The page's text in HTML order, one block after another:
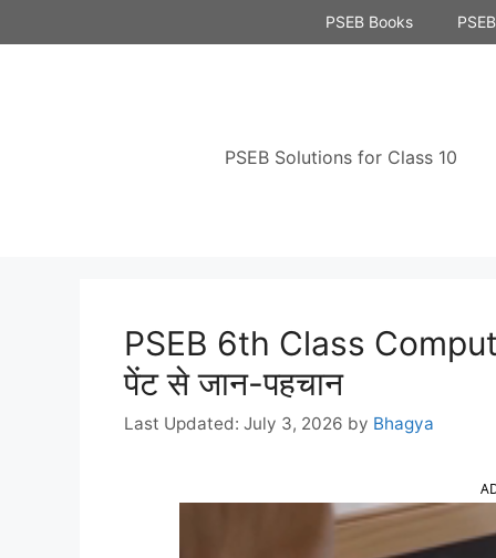
to
PSEB Books
PSEB Solutions for Class 10
PSEB 6th Class
पेंट से जान-पहचान
July 3, 2026 by Bhagya